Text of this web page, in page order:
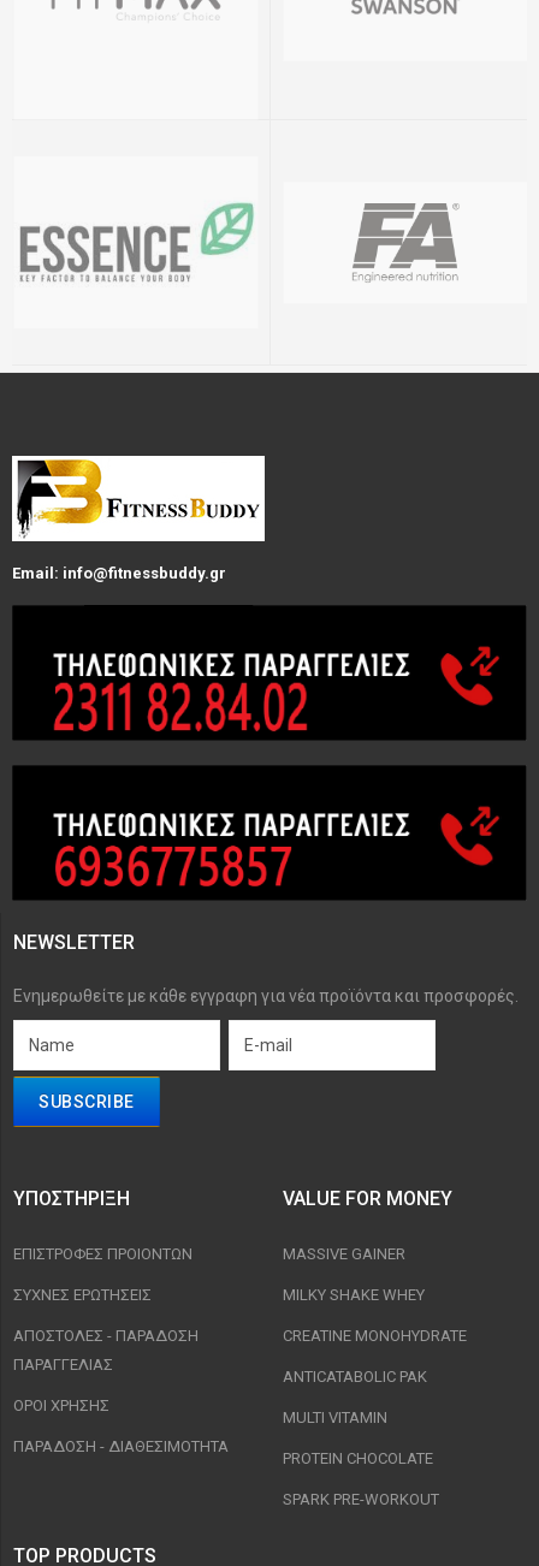
Email: info@fitnessbuddy.gr
NEWSLETTER
Ενημερωθείτε με κάθε εγγραφη για νέα προϊόντα και προσφορές.
ΥΠΟΣΤΉΡΙΞΗ
ΕΠΙΣΤΡΟΦΈΣ ΠΡΟΙΟΝΤΩΝ
ΣΥΧΝΈΣ ΕΡΩΤΉΣΕΙΣ
ΑΠΟΣΤΟΛΈΣ - ΠΑΡΆΔΟΣΗ
ΠΑΡΑΓΓΕΛΊΑΣ
ΟΡΟΙ ΧΡΉΣΗΣ
ΠΑΡΑΔΟΣΗ - ΔΙΑΘΕΣΙΜΌΤΗΤΑ
VALUE FOR MONEY
MASSIVE GAINER
MILKY SHAKE WHEY
CREATINE MONOHYDRATE
ANTICATABOLIC PAK
MULTI VITAMIN
PROTEIN CHOCOLATE
SPARK PRE-WORKOUT
TOP PRODUCTS